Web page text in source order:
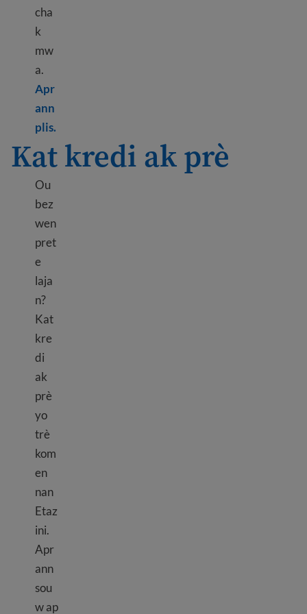
cha
k
mw
a.
Apr
ann
plis.Learn more about Making a budget to save
Kat kredi ak prè
Ou
bez
wen
pret
e
laja
n?
Kat
kre
di
ak
prè
yo
trè
kom
en
nan
Etaz
ini.
Apr
ann
sou
w ap